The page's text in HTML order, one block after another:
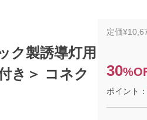
ク製誘導灯用
き＞ コネク
定価
30
ポイント